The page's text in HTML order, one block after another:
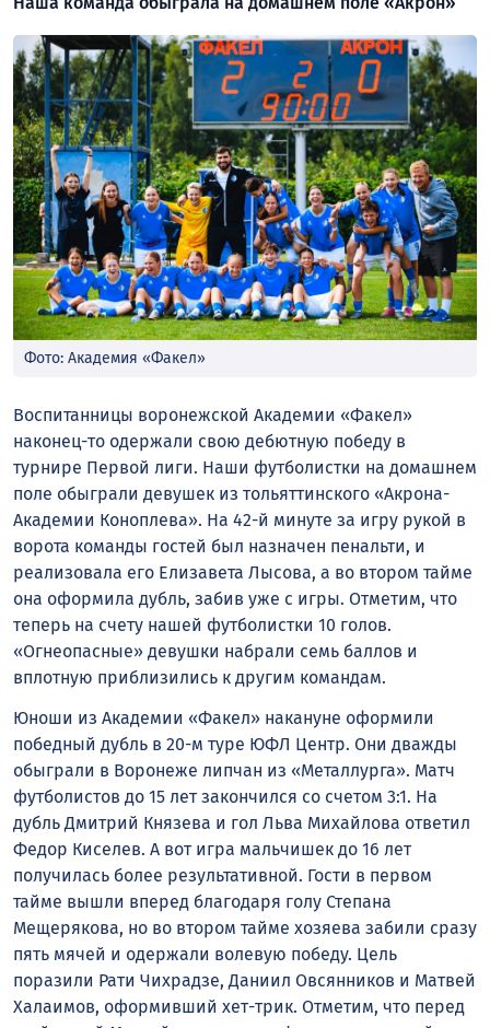
Фото: Академия «Факел»
Воспитанницы воронежской Академии «Факел»
наконец-то одержали свою дебютную победу в
турнире Первой лиги. Наши футболистки на домашнем
поле обыграли девушек из тольяттинского «Акрона-
Академии Коноплева». На 42-й минуте за игру рукой в
ворота команды гостей был назначен пенальти, и
реализовала его Елизавета Лысова, а во втором тайме
она оформила дубль, забив уже с игры. Отметим, что
теперь на счету нашей футболистки 10 голов.
«Огнеопасные» девушки набрали семь баллов и
вплотную приблизились к другим командам.
Юноши из Академии «Факел» накануне оформили
победный дубль в 20-м туре ЮФЛ Центр. Они дважды
обыграли в Воронеже липчан из «Металлурга». Матч
футболистов до 15 лет закончился со счетом 3:1. На
дубль Дмитрий Князева и гол Льва Михайлова ответил
Федор Киселев. А вот игра мальчишек до 16 лет
получилась более результативной. Гости в первом
тайме вышли вперед благодаря голу Степана
Мещерякова, но во втором тайме хозяева забили сразу
пять мячей и одержали волевую победу. Цель
поразили Рати Чихрадзе, Даниил Овсянников и Матвей
Халаимов, оформивший хет-трик. Отметим, что перед